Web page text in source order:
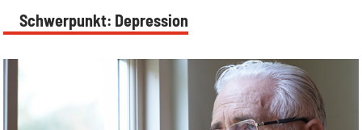
Schwerpunkt: Depression